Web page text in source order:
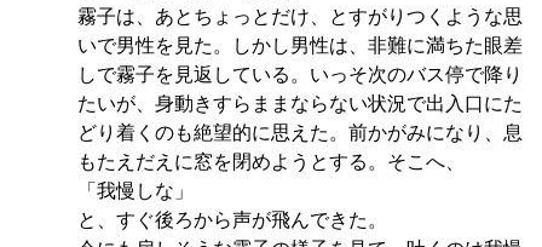
霧子は、あとちょっとだけ、とすがりつくような思
いで男性を見た。しかし男性は、非難に満ちた眼差
しで霧子を見返している。いっそ次のバス停で降り
たいが、身動きすらままならない状況で出入口にた
どり着くのも絶望的に思えた。前かがみになり、息
もたえだえに窓を閉めようとする。そこへ、
「我慢しな」
と、すぐ後ろから声が飛んできた。